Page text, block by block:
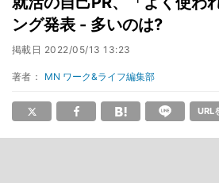
ング発表 - 多いのは?
掲載日 2022/05/13 13:23
著者： MN ワーク&ライフ編集部
URL